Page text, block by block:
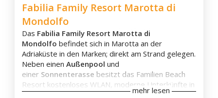
Offida
Ortezzano
Osimo
Ostra
Ostra Vetere
Pergola
Pesaro
Fabilia Family Resort Marotta di
Mondolfo
Das Fabilia Family Resort Marotta di
Mondolfo befindet sich in Marotta an der
Adriaküste in den Marken; direkt am Strand gelegen.
Neben einen Außenpool und
einer Sonnenterasse besitzt das Familien Beach
Resort kostenloses WLAN, moderne Unterkünfte in
Bungalows sowie einen All-Inclusive Service .
mehr lesen